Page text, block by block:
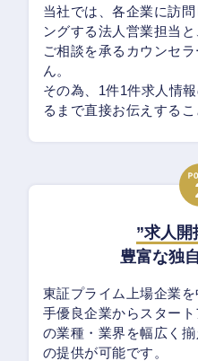
当社では、各企業に訪
ングする法人営業担当
ご相談を承るカウンセ
ん。
その為、1件1件求人情
るまで直接お伝えするこ
”求人開
豊富な独
東証プライム上場企業
手優良企業からスター
の業種・業界を幅広く
の提供が可能です。